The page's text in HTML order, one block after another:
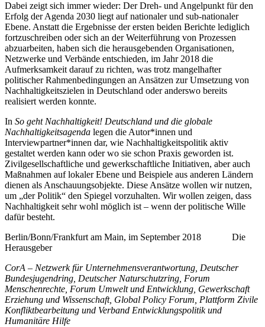
Dabei zeigt sich immer wieder: Der Dreh- und Angelpunkt für den
Erfolg der Agenda 2030 liegt auf nationaler und sub-nationaler
Ebene. Anstatt die Ergebnisse der ersten beiden Berichte lediglich
fortzuschreiben oder sich an der Weiterführung von Prozessen
abzuarbeiten, haben sich die herausgebenden Organisationen,
Netzwerke und Verbände entschieden, im Jahr 2018 die
Aufmerksamkeit darauf zu richten, was trotz mangelhafter
politischer Rahmenbedingungen an Ansätzen zur Umsetzung von
Nachhaltigkeitszielen in Deutschland oder anderswo bereits
realisiert werden konnte.
In So geht Nachhaltigkeit! Deutschland und die globale
Nachhaltigkeitsagenda legen die Autor*innen und
Interviewpartner*innen dar, wie Nachhaltigkeitspolitik aktiv
gestaltet werden kann oder wo sie schon Praxis geworden ist.
Zivilgesellschaftliche und gewerkschaftliche Initiativen, aber auch
Maßnahmen auf lokaler Ebene und Beispiele aus anderen Ländern
dienen als Anschauungsobjekte. Diese Ansätze wollen wir nutzen,
um „der Politik“ den Spiegel vorzuhalten. Wir wollen zeigen, dass
Nachhaltigkeit sehr wohl möglich ist – wenn der politische Wille
dafür besteht.
Berlin/Bonn/Frankfurt am Main, im September 2018 Die
Herausgeber
CorA – Netzwerk für Unternehmensverantwortung, Deutscher
Bundesjugendring, Deutscher Naturschutzring, Forum
Menschenrechte, Forum Umwelt und Entwicklung, Gewerkschaft
Erziehung und Wissenschaft, Global Policy Forum, Plattform Zivile
Konfliktbearbeitung und Verband Entwicklungspolitik und
Humanitäre Hilfe